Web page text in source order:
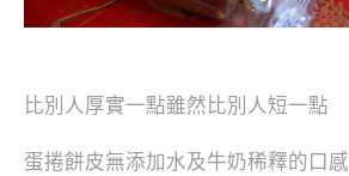
比別人厚實一點雖然比別人短一點
蛋捲餅皮無添加水及牛奶稀釋的口感